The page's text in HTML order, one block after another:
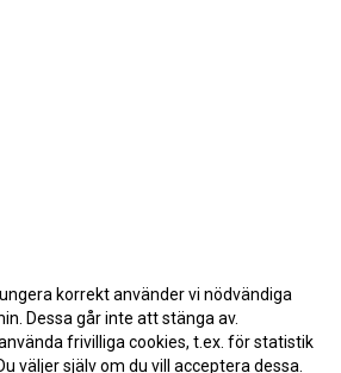
korrekt använder vi nödvändiga
Dessa går inte att stänga av.
frivilliga cookies, t.ex. för statistik
väljer själv om du vill acceptera dessa.